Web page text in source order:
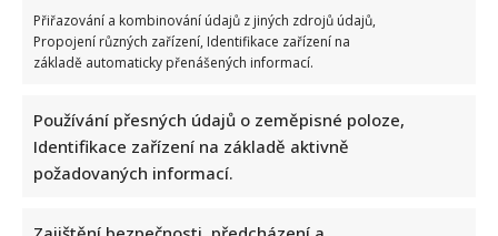
Přiřazování a kombinování údajů z jiných zdrojů údajů,
Propojení různých zařízení, Identifikace zařízení na
základě automaticky přenášených informací.
Používání přesných údajů o zeměpisné poloze,
Identifikace zařízení na základě aktivně
požadovaných informací.